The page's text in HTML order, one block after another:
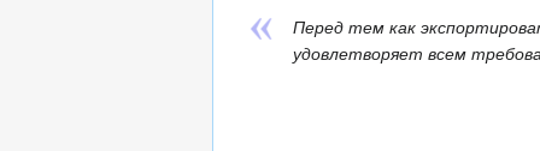
Перед тем как
удовлетворяет всем